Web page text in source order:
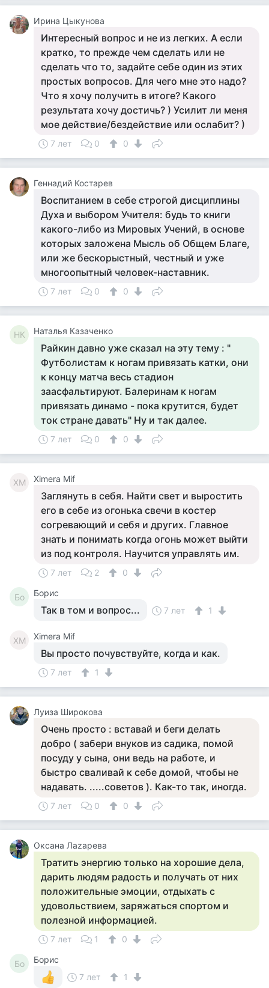
Ирина Цыкунова
Интересный вопрос и не из легких. А если
кратко, то прежде чем сделать или не
сделать что то, задайте себе один из этих
простых вопросов. Для чего мне это надо?
Что я хочу получить в итоге? Какого
результата хочу достичь? ) Усилит ли меня
мое действие/бездействие или ослабит? )
7 лет 0 0
Геннадий Костарев
Воспитанием в себе строгой дисциплины
Духа и выбором Учителя: будь то книги
какого-либо из Мировых Учений, в основе
которых заложена Мысль об Общем Благе,
или же бескорыстный, честный и уже
многоопытный человек-наставник.
7 лет 0 0
НК Наталья Казаченко
Райкин давно уже сказал на эту тему : "
Футболистам к ногам привязать катки, они
к концу матча весь стадион
заасфальтируют. Балеринам к ногам
привязать динамо - пока крутится, будет
ток стране давать" Ну и так далее.
7 лет 0 0
XM Ximera Mif
Заглянуть в себя. Найти свет и выростить
его в себе из огонька свечи в костер
согревающий и себя и других. Главное
знать и понимать когда огонь может выйти
из под контроля. Научится управлять им.
7 лет 2 0
Бо Борис
Так в том и вопрос... 7 лет 1
XM Ximera Mif
Вы просто почувствуйте, когда и как.
7 лет 1
Луиза Широкова
Очень просто : вставай и беги делать
добро ( забери внуков из садика, помой
посуду у сына, они ведь на работе, и
быстро сваливай к себе домой, чтобы не
надавать. .....советов ). Как-то так, иногда.
7 лет 0 0
Оксана Лаzaрева
Тратить энергию только на хорошие дела,
дарить людям радость и получать от них
положительные эмоции, отдыхать с
удовольствием, заряжаться спортом и
полезной информацией.
7 лет 1 0
Бо
Борис
7 лет
1